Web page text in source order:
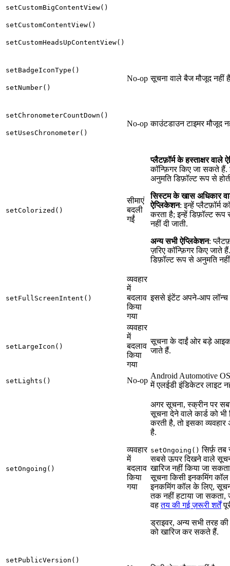
setCustomBigContentView()
setCustomContentView()
setCustomHeadsUpContentView()
setBadgeIconType()
setNumber()
No-op सूचना वाले बैज मौजूद नहीं
setChronometerCountDown()
setUsesChronometer()
No-op काउंटडाउन टाइमर मौजूद
setColorized()
सीमाएं
बदली
गईं
प्लैटफ़ॉर्म के हस्ताक्षर वाले
कॉन्फ़िगर किए जा सकते हैं.
अनुमति डिफ़ॉल्ट रूप से
सिस्टम के खास अधिकार
ऐप्लिकेशन: इन्हें प्लैटफ़ॉर्म
करता है; इन्हें डिफ़ॉल्ट रूप
नहीं दी जाती.
अन्य सभी ऐप्लिकेशन:
ज़रिए कॉन्फ़िगर किए जाते
डिफ़ॉल्ट रूप से अनुमति नहीं
setFullScreenIntent()
व्यवहार
में
बदलाव
किया
गया
इससे इंटेंट अपने-आप लॉन्च
setLargeIcon()
व्यवहार
में
बदलाव
किया
गया
सूचना के दाईं ओर बड़े
जाते हैं.
setLights() No-op
Android Automotive OS
में एलईडी इंडिकेटर लाइट
setOngoing()
व्यवहार
में
बदलाव
किया
गया
अगर सूचना, स्क्रीन पर
सूचना देने वाले कार्ड को भी
करती है, तो इसका व्यवहार
है.
setOngoing() सिर्फ़ तब
सबसे ऊपर दिखने वाले
खारिज नहीं किया जा
सूचना किसी इनकमिंग कॉल
इनकमिंग कॉल के लिए,
तक नहीं हटाया जा
वहतय की गई ज़रूरी शर्तें
ड्राइवर, अन्य सभी तरह
को खारिज कर सकते हैं.
setPublicVersion()